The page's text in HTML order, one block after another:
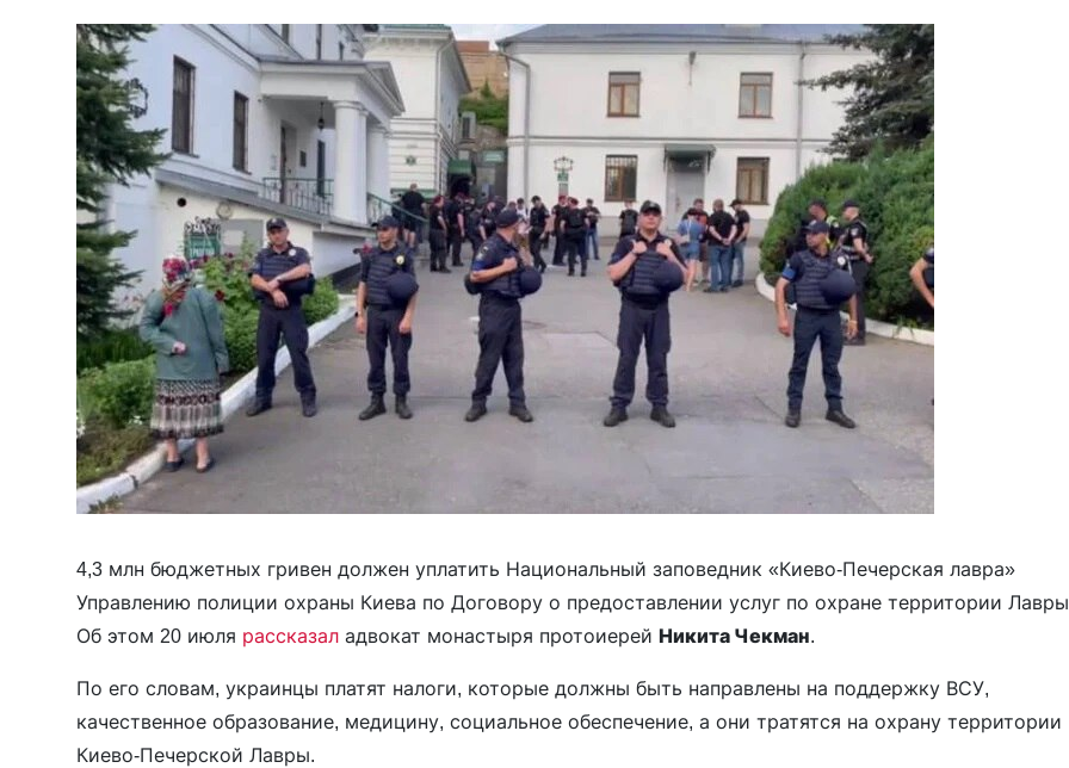
4,3 млн бюджетных гривен должен уплатить Национальный заповедник «Киево-Печерская лавра»
Управлению полиции охраны Киева по Договору о предоставлении услуг по охране территории
Об этом 20 июля рассказал адвокат монастыря протоиерей Никита Чекман.
По его словам, украинцы платят налоги, которые должны быть направлены на поддержку ВСУ,
качественное образование, медицину, социальное обеспечение, а они тратятся на охрану территории
Киево-Печерской Лавры.